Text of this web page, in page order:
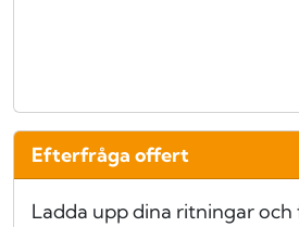
Efterfråga offert
Ladda upp dina ritningar